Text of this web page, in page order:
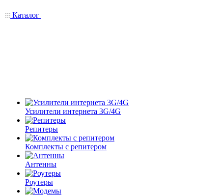
Каталог
Усилители интернета 3G/4G
Репитеры
Комплекты с репитером
Антенны
Роутеры